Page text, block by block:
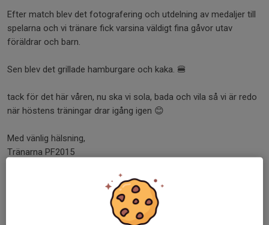
Efter match blev det fotografering och utdelning av medaljer till
spelarna och vi tränare fick varsina väldigt fina gåvor utav
föräldrar och barn.
Sen blev det grillade hamburgare och kaka. 🍔
tack för det här våren, nu ska vi sola, bada och vila så vi är redo
när höstens träningar drar igång igen 😊
Med vänlig hälsning,
Tränarna PF2015